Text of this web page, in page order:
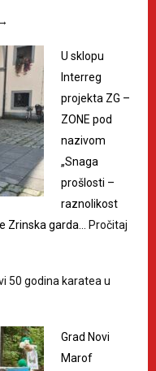
U sklopu
Interreg
projekta ZG –
ZONE pod
nazivom
„Snaga
prošlosti –
raznolikost
Zrinska garda…
Pročitaj
50 godina karatea u
Grad Novi
Marof